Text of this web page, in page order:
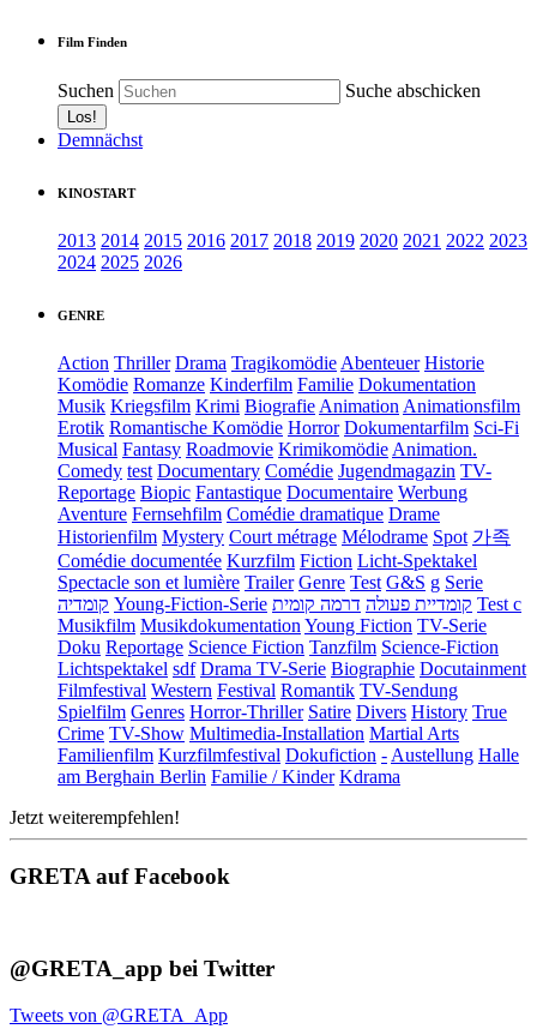
Film Finden
Suchen Suche abschicken
Demnächst
KINOSTART
2013 2014 2015 2016 2017 2018 2019 2020 2021 2022 2023
2024 2025 2026
GENRE
Action Thriller Drama Tragikomödie Abenteuer Historie
Komödie Romanze Kinderfilm Familie Dokumentation
Musik Kriegsfilm Krimi Biografie Animation Animationsfilm
Erotik Romantische Komödie Horror Dokumentarfilm Sci-Fi
Musical Fantasy Roadmovie Krimikomödie Animation.
Comedy test Documentary Comédie Jugendmagazin TV-
Reportage Biopic Fantastique Documentaire Werbung
Aventure Fernsehfilm Comédie dramatique Drame
Historienfilm Mystery Court métrage Mélodrame Spot 가족
Comédie documentée Kurzfilm Fiction Licht-Spektakel
Spectacle son et lumière Trailer Genre Test G&S g Serie
קומדיה Young-Fiction-Serie קומדיית פעולה דרמה קומית
Test c
Musikfilm Musikdokumentation Young Fiction TV-Serie
Doku Reportage Science Fiction Tanzfilm Science-Fiction
Lichtspektakel sdf Drama TV-Serie Biographie Docutainment
Filmfestival Western Festival Romantik TV-Sendung
Spielfilm Genres Horror-Thriller Satire Divers History True
Crime TV-Show Multimedia-Installation Martial Arts
Familienfilm Kurzfilmfestival Dokufiction - Austellung Halle
am Berghain Berlin Familie / Kinder Kdrama
Jetzt weiterempfehlen!
GRETA auf Facebook
@GRETA_app bei Twitter
Tweets von @GRETA_App